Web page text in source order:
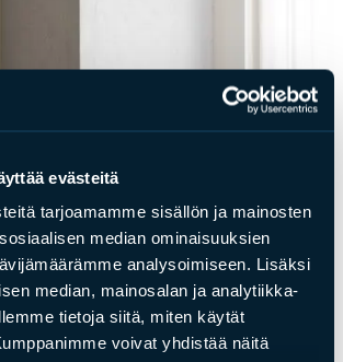
evästeitä
tarjoamamme sisällön ja mainosten
median ominaisuuksien
analysoimiseen. Lisäksi
median, mainosalan ja analytiikka-
tietoja siitä, miten käytät
voivat yhdistää näitä